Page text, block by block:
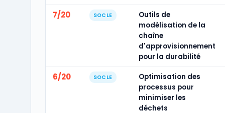
7/20 SOCLE
Outils de
modélisation de la
chaîne
d'approvisionnement
pour la durabilité
6/20 SOCLE
Optimisation des
processus pour
minimiser les
déchets